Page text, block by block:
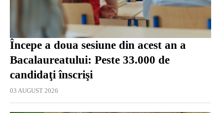
Începe a doua sesiune din acest an a
Bacalaureatului: Peste 33.000 de
candidaţi înscrişi
03 AUGUST 2026